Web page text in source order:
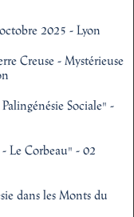
2025 - Lyon
Creuse - Mystérieuse
Sociale" -
Le Corbeau" - 02
dans les Monts du